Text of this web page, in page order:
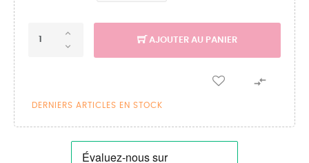
AJOUTER AU PANIER

DERNIERS ARTICLES EN STOCK